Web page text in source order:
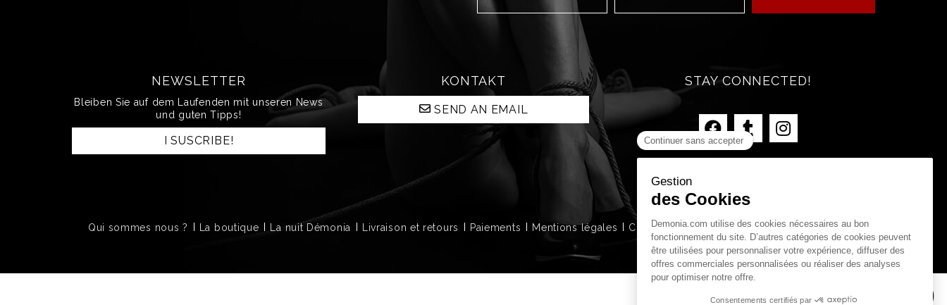
NEWSLETTER
Bleiben Sie auf dem Laufenden mit unseren News
und guten Tipps!
I SUSCRIBE!
KONTAKT
SEND AN EMAIL
STAY CONNECTED!
Qui sommes nous ? La boutique La nuit Démonia Livraison et retours Paiements Mentions légales C.G.V. Protection des données personnelles